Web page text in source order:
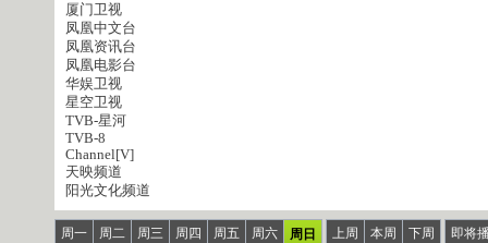
厦门卫视
凤凰中文台
凤凰资讯台
凤凰电影台
华娱卫视
星空卫视
TVB-星河
TVB-8
Channel[V]
天映频道
阳光文化频道
周一 周二 周三 周四 周五 周六 周日 上周 本周 下周
即将